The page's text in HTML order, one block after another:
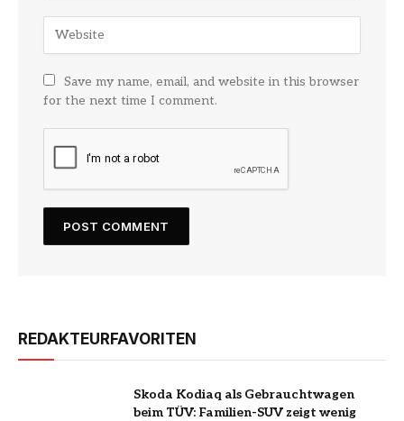
Save my name, email, and website in this browser
for the next time I comment.
REDAKTEURFAVORITEN
Skoda Kodiaq als Gebrauchtwagen
beim TÜV: Familien-SUV zeigt wenig